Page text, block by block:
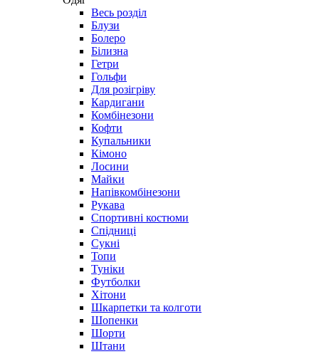
Весь розділ
Блузи
Болеро
Білизна
Гетри
Гольфи
Для розігріву
Кардигани
Комбінезони
Кофти
Купальники
Кімоно
Лосини
Майки
Напівкомбінезони
Рукава
Спортивні костюми
Спідниці
Сукні
Топи
Туніки
Футболки
Хітони
Шкарпетки та колготи
Шопенки
Шорти
Штани